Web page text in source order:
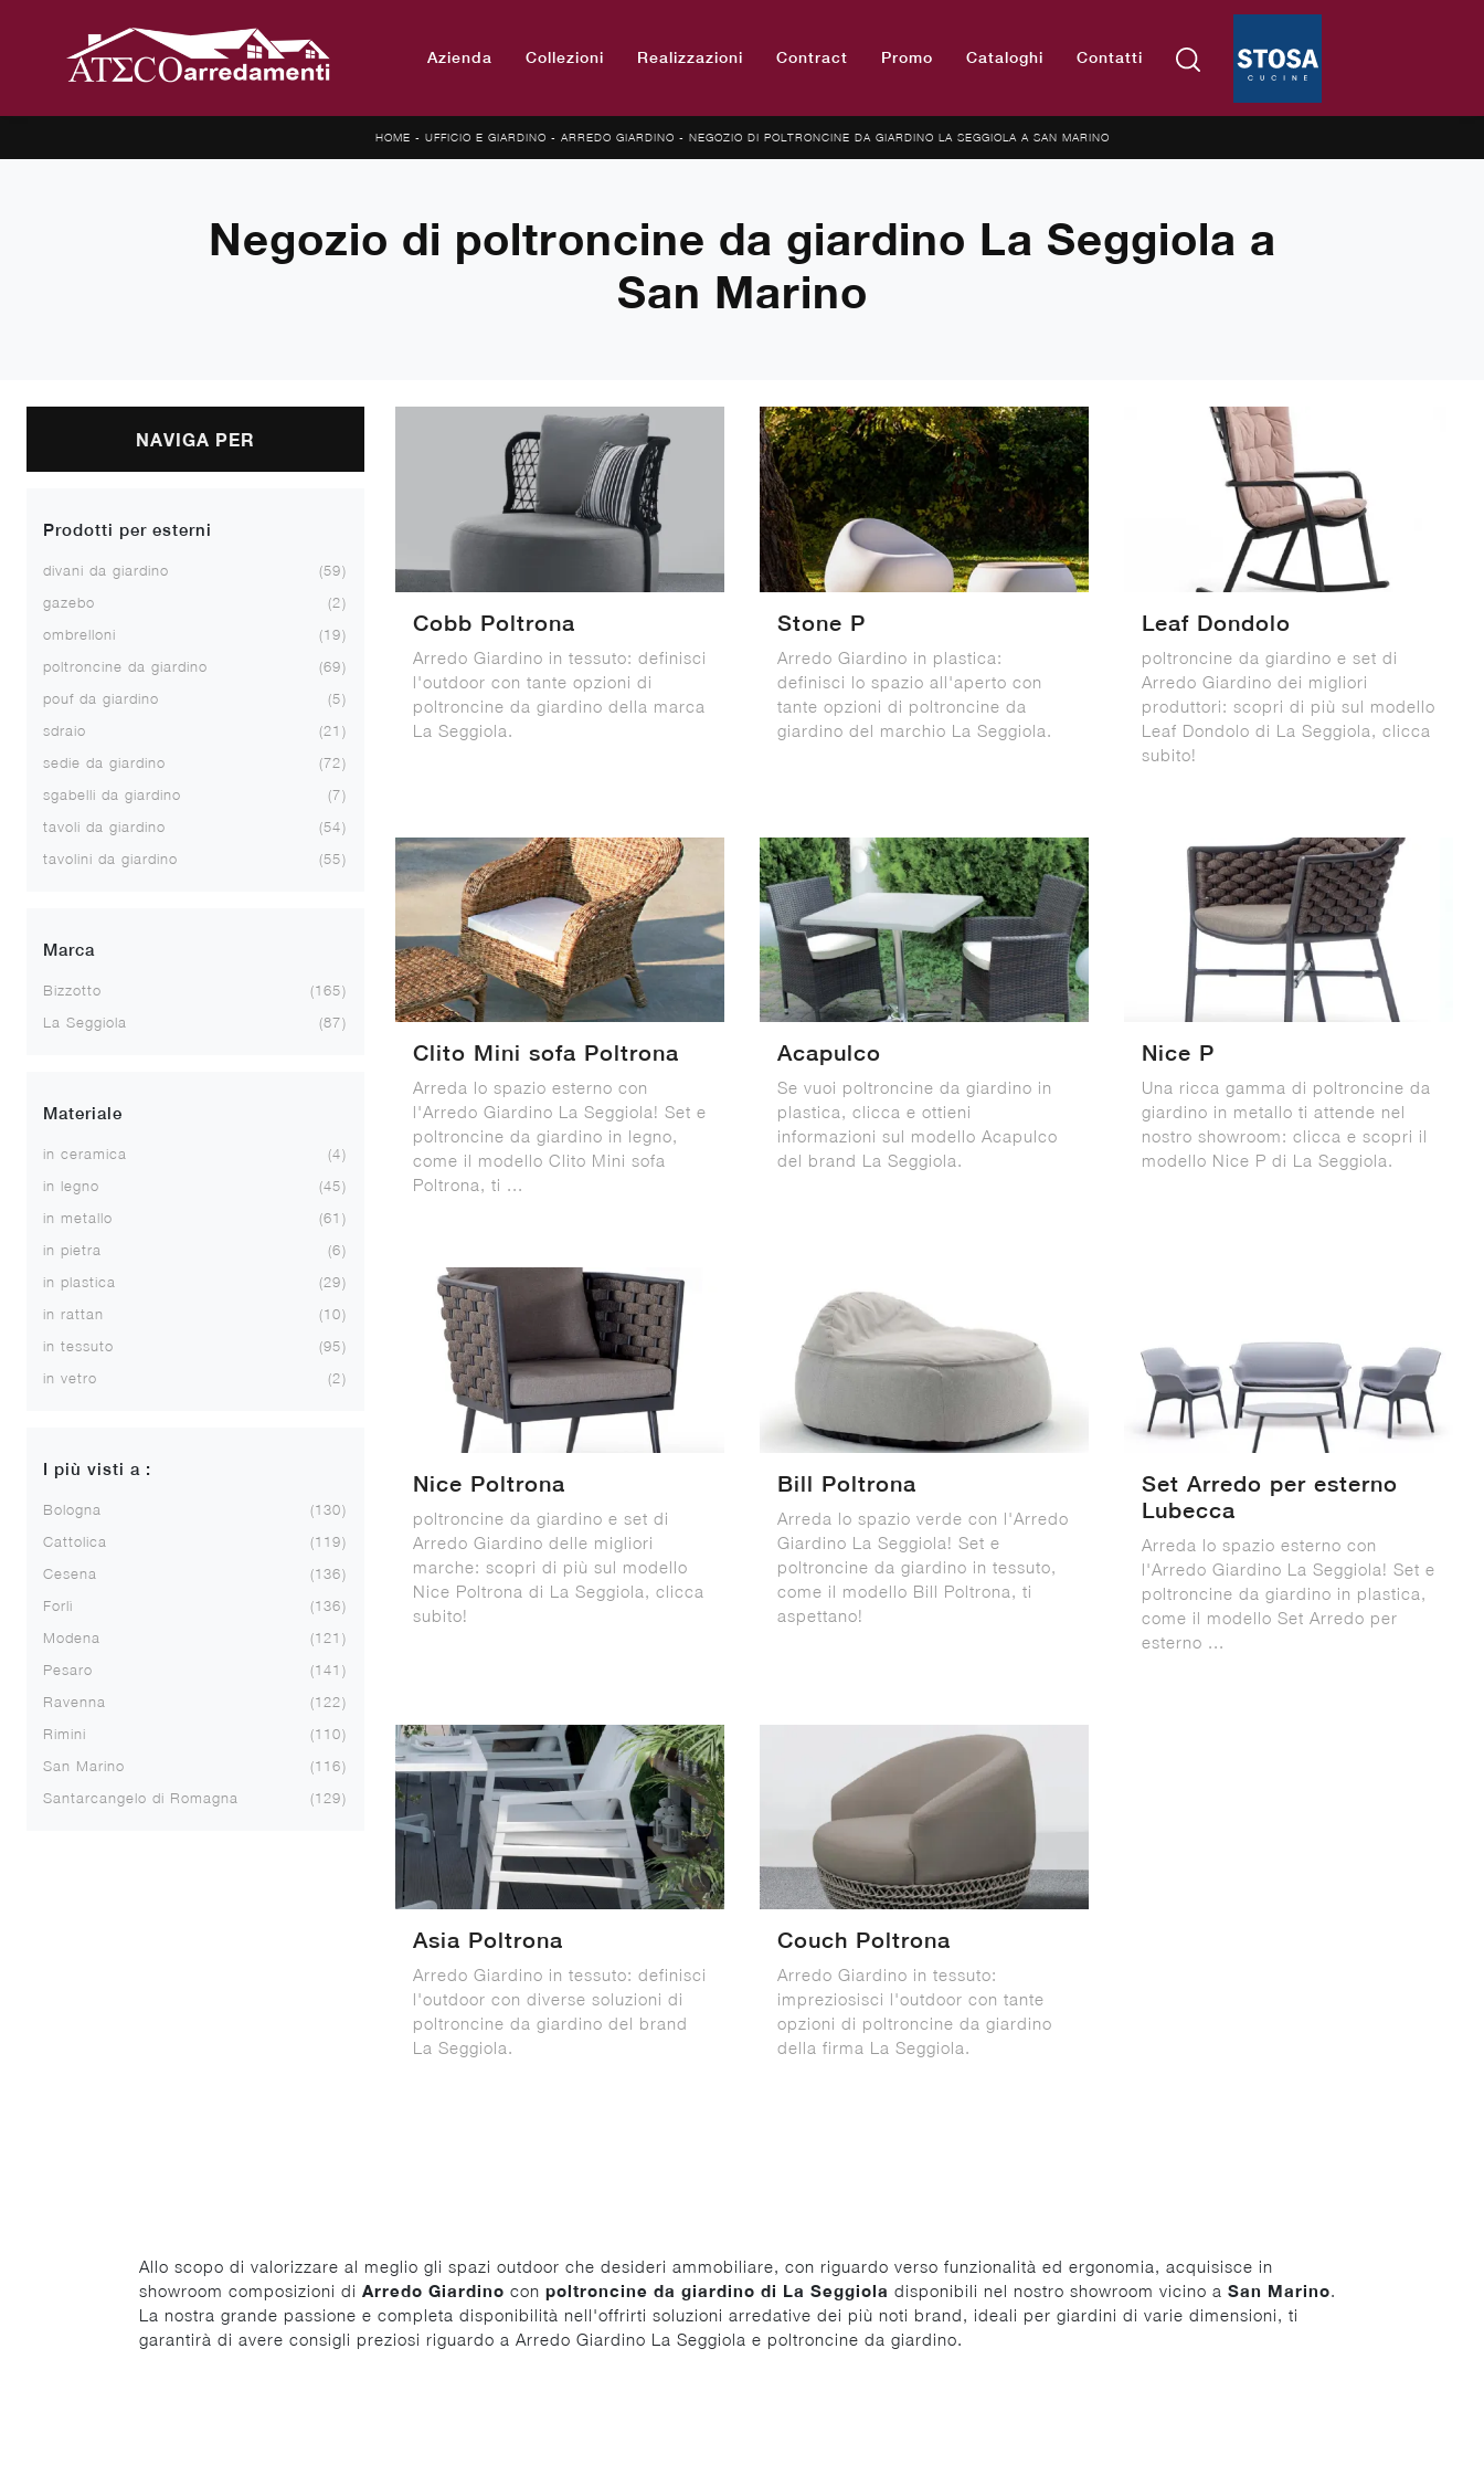
Azienda Collezioni Realizzazioni Contract Promo Cataloghi Contatti
HOME - UFFICIO E GIARDINO - ARREDO GIARDINO - NEGOZIO DI POLTRONCINE DA GIARDINO LA SEGGIOLA A SAN MARINO
Negozio di poltroncine da giardino La Seggiola a
San Marino
NAVIGA PER
Prodotti per esterni
divani da giardino
59
gazebo
2
ombrelloni
19
poltroncine da giardino
69
pouf da giardino
5
sdraio
21
sedie da giardino
72
sgabelli da giardino
7
tavoli da giardino
54
tavolini da giardino
55
Marca
Bizzotto
165
La Seggiola
87
Materiale
in ceramica
4
in legno
45
in metallo
61
in pietra
6
in plastica
29
in rattan
10
in tessuto
95
in vetro
2
I più visti a :
Bologna
130
Cattolica
119
Cesena
136
Forlì
136
Modena
121
Pesaro
141
Ravenna
122
Rimini
110
San Marino
116
Santarcangelo di Romagna
129
Cobb Poltrona
Arredo Giardino in tessuto: definisci
l'outdoor con tante opzioni di
poltroncine da giardino della marca
La Seggiola.
Stone P
Arredo Giardino in plastica:
definisci lo spazio all'aperto con
tante opzioni di poltroncine da
giardino del marchio La Seggiola.
Leaf Dondolo
poltroncine da giardino e set di
Arredo Giardino dei migliori
produttori: scopri di più sul modello
Leaf Dondolo di La Seggiola, clicca
subito!
Clito Mini sofa Poltrona
Arreda lo spazio esterno con
l'Arredo Giardino La Seggiola! Set e
poltroncine da giardino in legno,
come il modello Clito Mini sofa
Poltrona, ti ...
Acapulco
Se vuoi poltroncine da giardino in
plastica, clicca e ottieni
informazioni sul modello Acapulco
del brand La Seggiola.
Nice P
Una ricca gamma di poltroncine da
giardino in metallo ti attende nel
nostro showroom: clicca e scopri il
modello Nice P di La Seggiola.
Nice Poltrona
poltroncine da giardino e set di
Arredo Giardino delle migliori
marche: scopri di più sul modello
Nice Poltrona di La Seggiola, clicca
subito!
Bill Poltrona
Arreda lo spazio verde con l'Arredo
Giardino La Seggiola! Set e
poltroncine da giardino in tessuto,
come il modello Bill Poltrona, ti
aspettano!
Set Arredo per esterno
Lubecca
Arreda lo spazio esterno con
l'Arredo Giardino La Seggiola! Set e
poltroncine da giardino in plastica,
come il modello Set Arredo per
esterno ...
Asia Poltrona
Arredo Giardino in tessuto: definisci
l'outdoor con diverse soluzioni di
poltroncine da giardino del brand
La Seggiola.
Couch Poltrona
Arredo Giardino in tessuto:
impreziosisci l'outdoor con tante
opzioni di poltroncine da giardino
della firma La Seggiola.
Allo scopo di valorizzare al meglio gli spazi outdoor che desideri ammobiliare, con riguardo verso funzionalità ed ergonomia, acquisisce in
showroom composizioni di Arredo Giardino con poltroncine da giardino di La Seggiola disponibili nel nostro showroom vicino a San Marino.
La nostra grande passione e completa disponibilità nell'offrirti soluzioni arredative dei più noti brand, ideali per giardini di varie dimensioni, ti
garantirà di avere consigli preziosi riguardo a Arredo Giardino La Seggiola e poltroncine da giardino.